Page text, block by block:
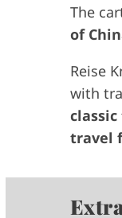
The
of
Reise
with
travel